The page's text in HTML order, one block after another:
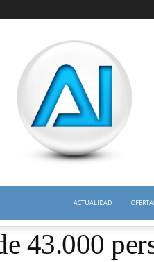
ACTUALIDAD
43.000